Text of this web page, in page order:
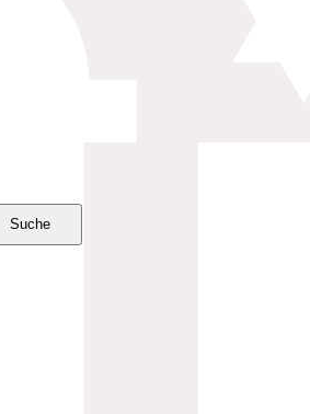
Suche